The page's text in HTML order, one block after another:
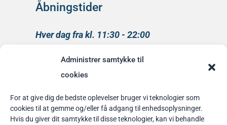
Administrer samtykke til
cookies
For at give dig de bedste oplevelser bruger vi teknologier som
cookies til at gemme og/eller få adgang til enhedsoplysninger.
Hvis du giver dit samtykke til disse teknologier, kan vi behandle
Åbningstider
Hver dag fra kl. 11:30 - 22:00
medlem af
Bordbestilling